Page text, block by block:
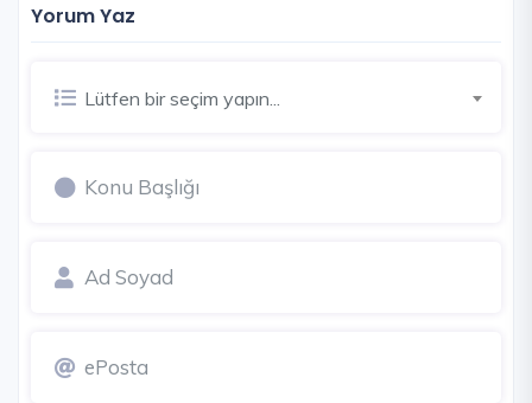
Yorum Yaz
Lütfen bir seçim yapın...